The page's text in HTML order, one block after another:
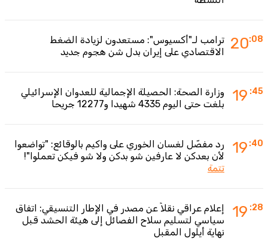
20:08
ترامب لـ"أكسيوس": مستعدون لزيادة الضغط
الاقتصادي على إيران بدل شن هجوم جديد
19 :45
وزارة الصحة: الحصيلة الإجمالية للعدوان الإسرائيلي
بلغت حتى اليوم 4335 شهيدا و12277 جريحا
19 :40
رد مفصّل لغسان الخوري على واكيم بالوقائع: "تواضعوا
لأن بعدكن لا عارفين شو بدكن ولا شو فيكن تعملوا"!
تتمة
19 :28
إعلام عراقي نقلاً عن مصدر في الإطار التنسيقي: اتفاق
سياسي لتسليم سلاح الفصائل إلى هيئة الحشد قبل
نهاية أيلول المقبل